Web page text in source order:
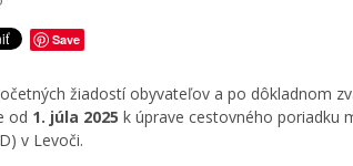
Save
žiadostí obyvateľov a po dôkladnom
od 1. júla 2025 k úprave cestovného poriadku
v Levoči.